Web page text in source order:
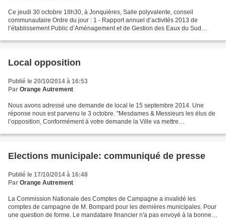
Ce jeudi 30 octobre 18h30, à Jonquières, Salle polyvalente, conseil
communautaire Ordre du jour : 1 - Rapport annuel d’activités 2013 de
l’établissement Public d’Aménagement et de Gestion des Eaux du Sud
Local opposition
Publié le 20/10/2014 à 16:53
Par Orange Autrement
Nous avons adressé une demande de local le 15 septembre 2014. Une
réponse nous est parvenu le 3 octobre. "Mesdames & Messieurs les élus de
l’opposition, Conformément à votre demande la Ville va mettre
Elections municipale: communiqué de presse
Publié le 17/10/2014 à 16:48
Par Orange Autrement
La Commission Nationale des Comptes de Campagne a invalidé les
comptes de campagne de M. Bompard pour les dernières municipales. Pour
une question de forme. Le mandataire financier n'a pas envoyé à la bonne